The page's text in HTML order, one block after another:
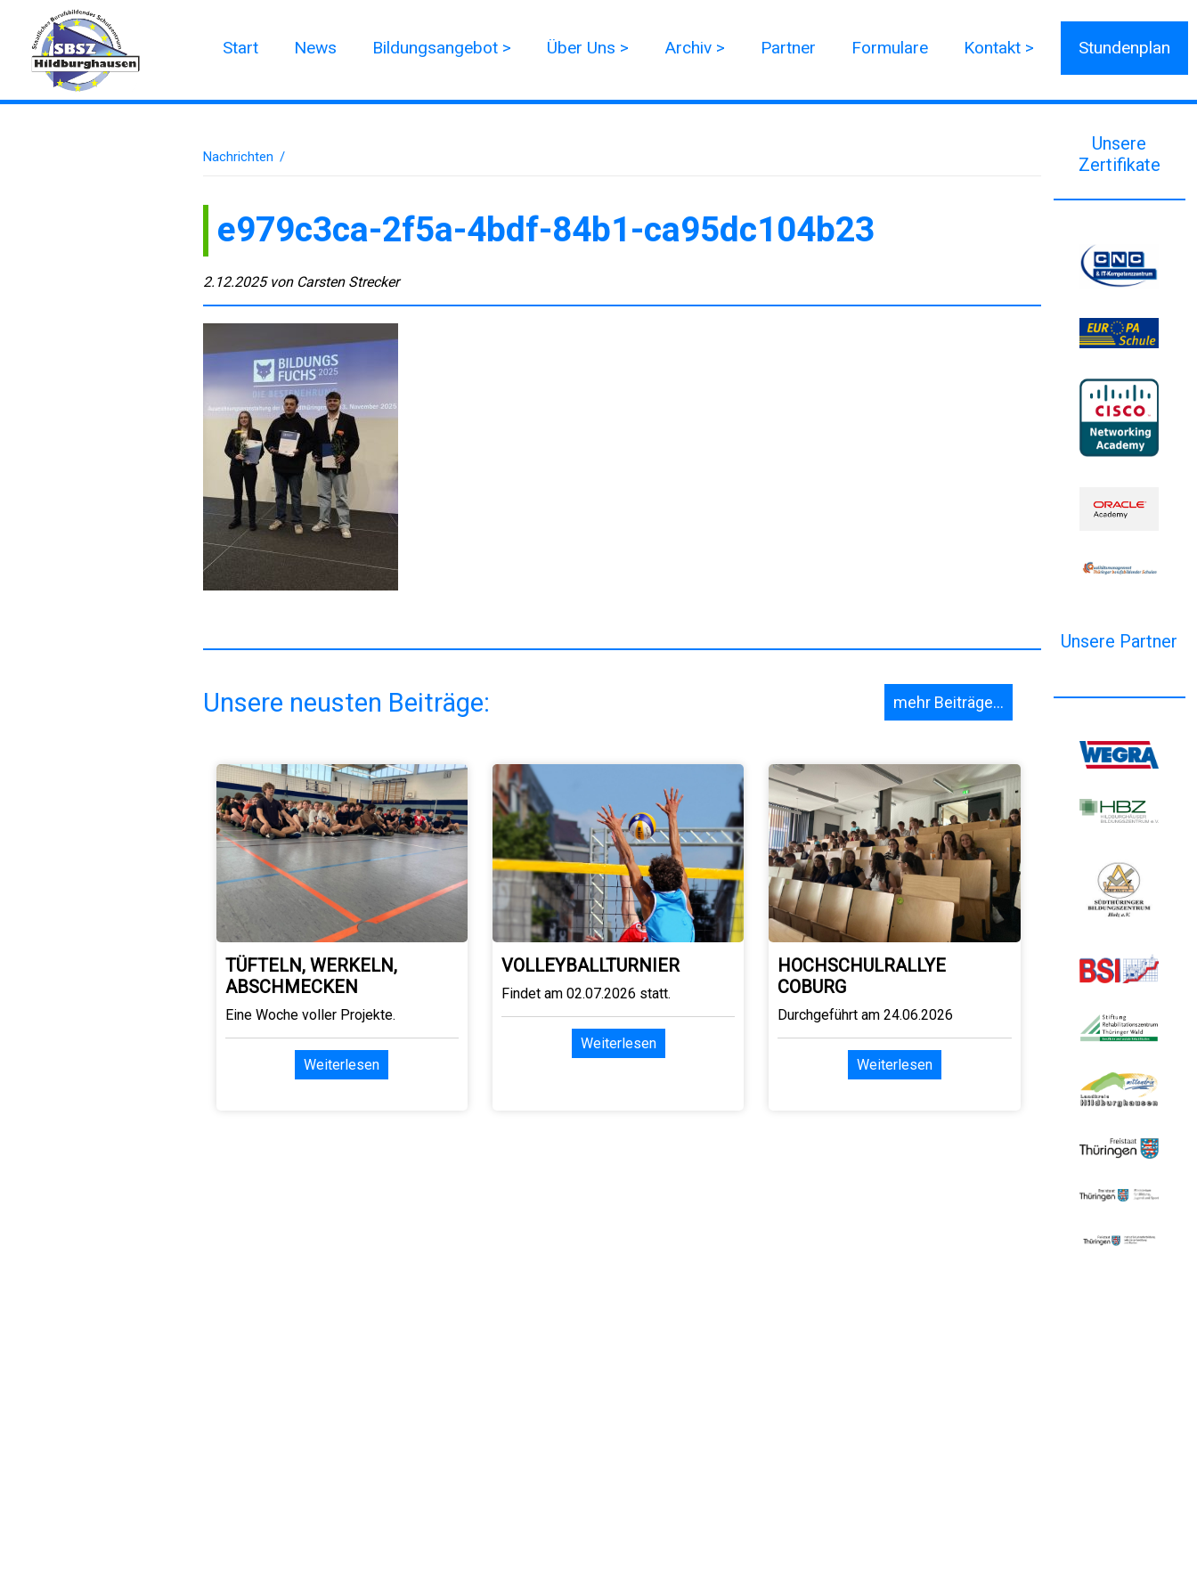
Start News Bildungsangebot > Über Uns > Archiv > Partner Formulare Kontakt > Stundenplan
Nachrichten /
e979c3ca-2f5a-4bdf-84b1-ca95dc104b23
2.12.2025 von Carsten Strecker
Unsere neusten Beiträge: mehr Beiträge...
TÜFTELN, WERKELN,
ABSCHMECKEN
Eine Woche voller Projekte.
Weiterlesen
VOLLEYBALLTURNIER
Findet am 02.07.2026 statt.
Weiterlesen
HOCHSCHULRALLYE
COBURG
Durchgeführt am 24.06.2026
Weiterlesen
Unsere
Zertifikate
Unsere Partner